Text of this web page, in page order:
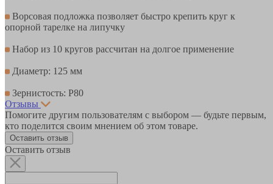
Ворсовая подложка позволяет быстро крепить круг к
опорной тарелке на липучку
Набор из 10 кругов рассчитан на долгое применение
Диаметр: 125 мм
Зернистость: P80
Отзывы
Помогите другим пользователям с выбором — будьте первым,
кто поделится своим мнением об этом товаре.
Оставить отзыв
Оставить отзыв